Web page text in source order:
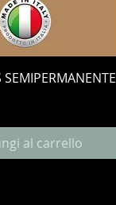
SEMIPERMANENTE
al carrello